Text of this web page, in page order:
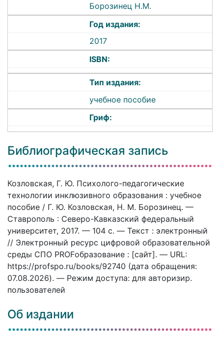
Борозинец Н.М.
Год издания:
2017
ISBN:
Тип издания:
учебное пособие
Гриф:
Библиографическая запись
Козловская, Г. Ю. Психолого-педагогические
технологии инклюзивного образования : учебное
пособие / Г. Ю. Козловская, Н. М. Борозинец. —
Ставрополь : Северо-Кавказский федеральный
университет, 2017. — 104 c. — Текст : электронный
// Электронный ресурс цифровой образовательной
среды СПО PROFобразование : [сайт]. — URL:
https://profspo.ru/books/92740 (дата обращения:
07.08.2026). — Режим доступа: для авторизир.
пользователей
Об издании